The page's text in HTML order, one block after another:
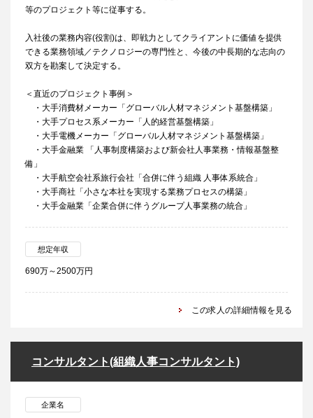
等のプロジェクト等に従事する。
入社後の業務内容(役割)は、即戦力としてクライアントに価値を提供
できる業務領域／テクノロジーの専門性と、今後の中長期的な志向の
双方を勘案して決定する。
＜直近のプロジェクト事例＞
・大手消費材メーカー「グローバル人材マネジメント基盤構築」
・大手プロセス系メーカー「人的経営基盤構築」
・大手電機メーカー「グローバル人材マネジメント基盤構築」
・大手金融業 「人事制度構築および新会社人事業務・情報基盤整
備」
・大手航空会社系旅行会社「合併に伴う組織 人事体系統合」
・大手商社「小さな本社を実現する業務プロセスの構築」
・大手金融業「企業合併に伴うグループ人事業務の統合」
想定年収
690万～2500万円
この求人の詳細情報を見る
コンサルタント(組織人事コンサルタント)
企業名